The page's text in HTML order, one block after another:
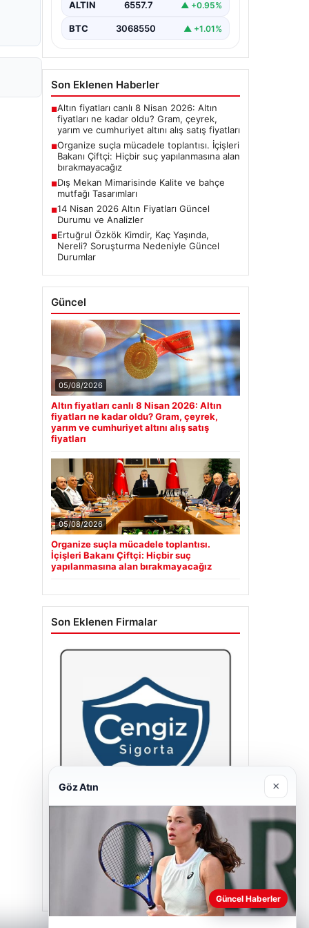
ALTIN 6557.7 ▲ +0.95%
BTC 3068550 ▲ +1.01%
Son Eklenen Haberler
■Altın fiyatları canlı 8 Nisan 2026: Altın
fiyatları ne kadar oldu? Gram, çeyrek,
yarım ve cumhuriyet altını alış satış fiyatları
■Organize suçla mücadele toplantısı. İçişleri
Bakanı Çiftçi: Hiçbir suç yapılanmasına alan
bırakmayacağız
■Dış Mekan Mimarisinde Kalite ve bahçe
mutfağı Tasarımları
■14 Nisan 2026 Altın Fiyatları Güncel
Durumu ve Analizler
■Ertuğrul Özkök Kimdir, Kaç Yaşında,
Nereli? Soruşturma Nedeniyle Güncel
Durumlar
Güncel
05/08/2026
Altın fiyatları canlı 8 Nisan 2026: Altın
fiyatları ne kadar oldu? Gram, çeyrek,
yarım ve cumhuriyet altını alış satış
fiyatları
05/08/2026
Organize suçla mücadele toplantısı.
İçişleri Bakanı Çiftçi: Hiçbir suç
yapılanmasına alan bırakmayacağız
Son Eklenen Firmalar
Cengiz Sigorta
23/06/2026
Göz Atın ×
Güncel Haberler